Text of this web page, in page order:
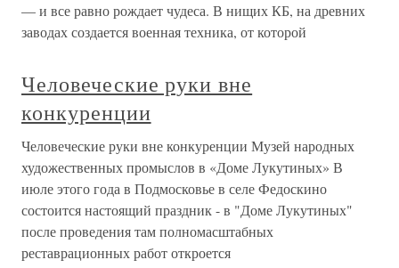
— и все равно рождает чудеса. В нищих КБ, на древних
заводах создается военная техника, от которой
Человеческие руки вне
конкуренции
Человеческие руки вне конкуренции Музей народных
художественных промыслов в «Доме Лукутиных» В
июле этого года в Подмосковье в селе Федоскино
состоится настоящий праздник - в "Доме Лукутиных"
после проведения там полномасштабных
реставрационных работ откроется